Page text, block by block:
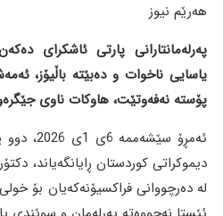
هەرێم نیوز
پەرلەمانتارانی پارتی ئاشکرای
یاسایی ناخوات و دەبێتە باڵیۆز،
پۆستە نەفەوتێت، هاوکات ناوی
ئەمڕۆ
دیموکراتی کوردستان ڕایانگەیاند،
لە دەرچووانی فراکسیۆنەکەیان بۆ